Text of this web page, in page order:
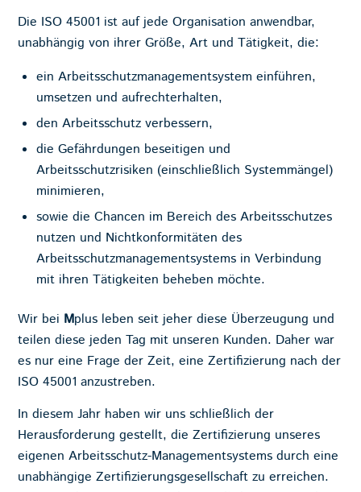
Die ISO 45001 ist auf jede Organisation anwendbar,
unabhängig von ihrer Größe, Art und Tätigkeit, die:
ein Arbeitsschutzmanagementsystem einführen,
umsetzen und aufrechterhalten,
den Arbeitsschutz verbessern,
die Gefährdungen beseitigen und
Arbeitsschutzrisiken (einschließlich Systemmängel)
minimieren,
sowie die Chancen im Bereich des Arbeitsschutzes
nutzen und Nichtkonformitäten des
Arbeitsschutzmanagementsystems in Verbindung
mit ihren Tätigkeiten beheben möchte.
Wir bei Mplus leben seit jeher diese Überzeugung und
teilen diese jeden Tag mit unseren Kunden. Daher war
es nur eine Frage der Zeit, eine Zertifizierung nach der
ISO 45001 anzustreben.
In diesem Jahr haben wir uns schließlich der
Herausforderung gestellt, die Zertifizierung unseres
eigenen Arbeitsschutz-Managementsystems durch eine
unabhängige Zertifizierungsgesellschaft zu erreichen.